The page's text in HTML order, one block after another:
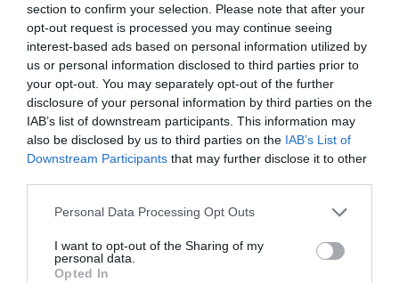
section to confirm your selection. Please note that after your
opt-out request is processed you may continue seeing
interest-based ads based on personal information utilized by
us or personal information disclosed to third parties prior to
your opt-out. You may separately opt-out of the further
disclosure of your personal information by third parties on the
IAB’s list of downstream participants. This information may
also be disclosed by us to third parties on the IAB’s List of
Downstream Participants that may further disclose it to other
Please note that this website/app uses one or more Google
not limited to your visit or usage behaviour. You may click to
grant or deny consent to Google and its third-party tags to
Personal Data Processing Opt Outs
I want to opt-out of the Sharing of my
personal data.
Opted In
A szolidaritási hozzájárulás kérdése így
továbbra is komoly politikai viták tárgya marad
a fővárosi önkormányzatok és a kormány
között.Eger vezetése viszont semmit nem
szól, Vágner Ákos polgármester a közöségi
oldalán csak a kormány és az
önkormányzat kiváló kapcsolatairól posztol
kék-plakét jellegű képeket.
Kapcsolódó cikkek